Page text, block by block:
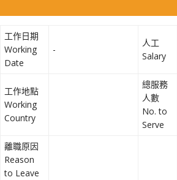
工作日期
Working
Date
-
人工
Salary
工作地點
Working
Country
總服務
人數
No. to
Serve
離職原因
Reason
to Leave